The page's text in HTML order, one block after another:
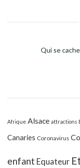
Qui se
Afrique Alsace attractions
Canaries Coronavirus
enfant Equateur